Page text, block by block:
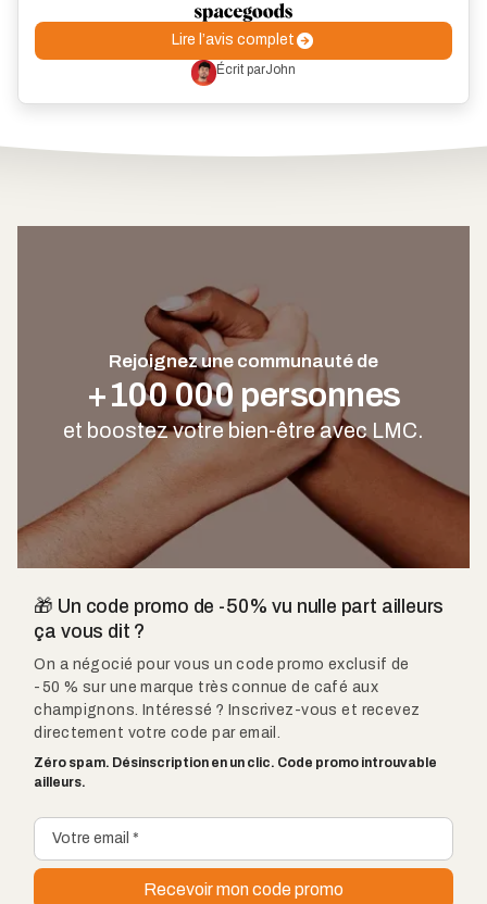
Lire l’avis complet
Écrit parJohn
Rejoignez une communauté de
+100 000 personnes
et boostez votre bien-être avec LMC.
🎁 Un code promo de -50% vu nulle part ailleurs
ça vous dit ?
On a négocié pour vous un code promo exclusif de
-50 % sur une marque très connue de café aux
champignons. Intéressé ? Inscrivez-vous et recevez
directement votre code par email.
Zéro spam. Désinscription en un clic. Code promo introuvable
ailleurs.